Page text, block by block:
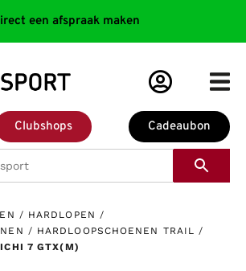
een afspraak maken
Cadeaubon
Clubshops
/ HARDLOPEN /
/ HARDLOOPSCHOENEN TRAIL /
7 GTX(M)